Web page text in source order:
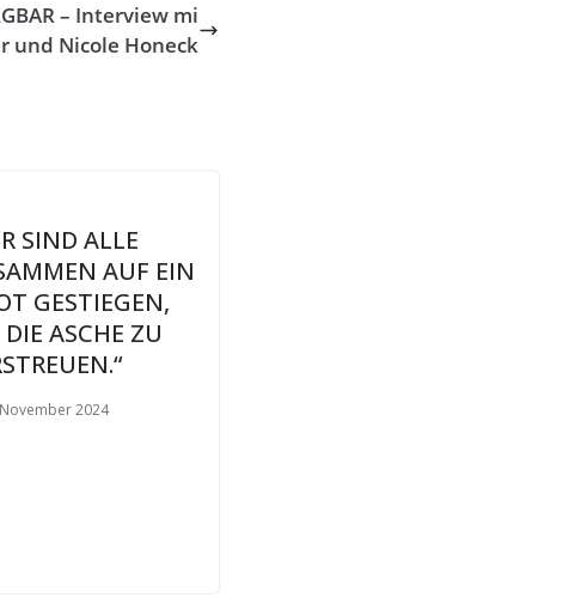
– Interview mi
und Nicole Honeck
SIND ALLE
AUF EIN
GESTIEGEN,
ASCHE ZU
2024